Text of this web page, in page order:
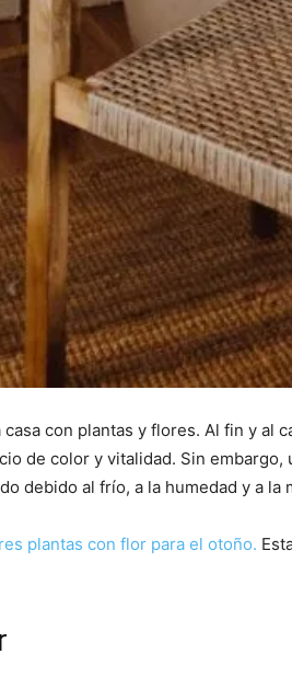
con plantas y flores. Al fin y al
de color y vitalidad. Sin embargo,
debido al frío, a la humedad y a la
plantas con flor para el otoño.